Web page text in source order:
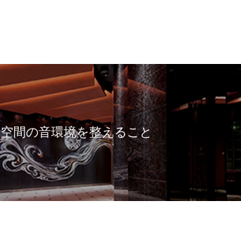
空間の音環境を整えること